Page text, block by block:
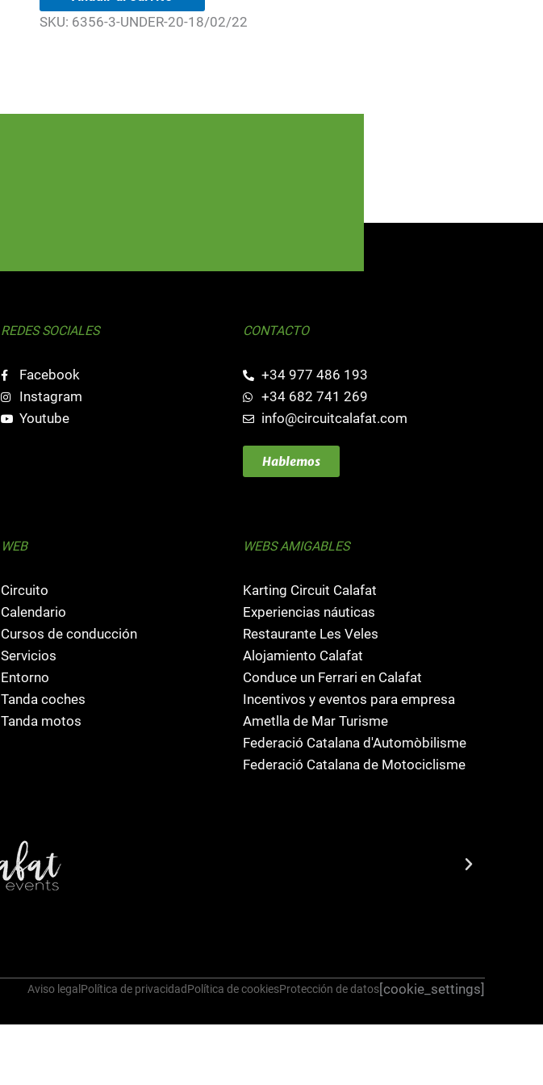
SKU: 6356-3-UNDER-20-18/02/22
REDES SOCIALES
Facebook
Instagram
Youtube
CONTACTO
+34 977 486 193
+34 682 741 269
info@circuitcalafat.com
Hablemos
WEB
Circuito
Calendario
Cursos de conducción
Servicios
Entorno
Tanda coches
Tanda motos
WEBS AMIGABLES
Karting Circuit Calafat
Experiencias náuticas
Restaurante Les Veles
Alojamiento Calafat
Conduce un Ferrari en Calafat
Incentivos y eventos para empresa
Ametlla de Mar Turisme
Federació Catalana d'Automòbilisme
Federació Catalana de Motociclisme
Aviso legal Política de privacidadPolítica de cookiesProtección de datos[cookie_settings]